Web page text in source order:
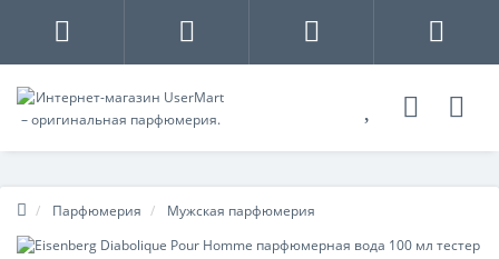
Парфюмерия Мужская парфюмерия